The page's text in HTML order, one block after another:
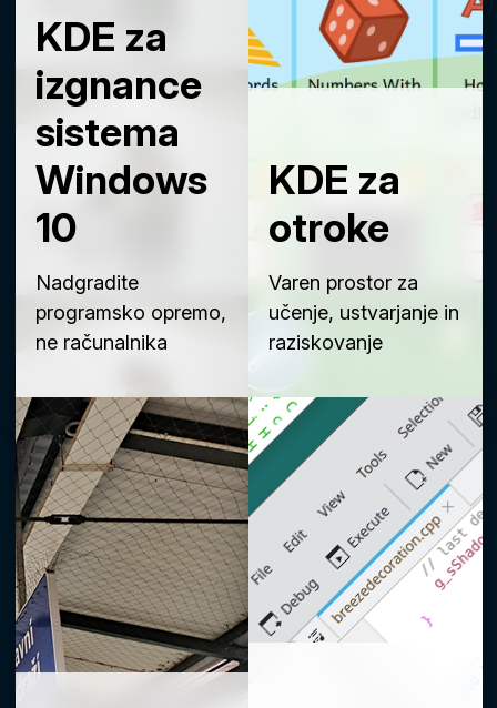
KDE za
izgnance
sistema
Windows
10
Nadgradite
programsko opremo,
ne računalnika
KDE za
otroke
Varen prostor za
učenje, ustvarjanje in
raziskovanje